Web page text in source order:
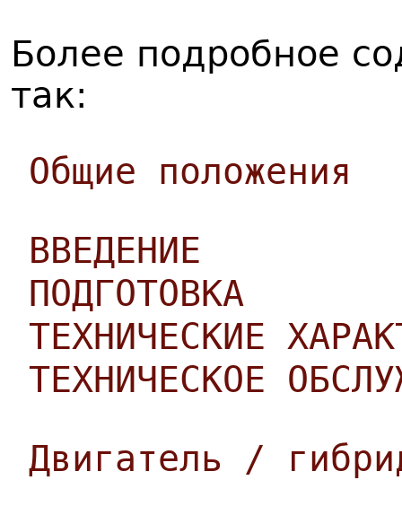
Более подробное
так:
Общие положения
ВВЕДЕНИЕ
ПОДГОТОВКА
ТЕХНИЧЕСКИЕ
ТЕХНИЧЕСКОЕ
Двигатель /